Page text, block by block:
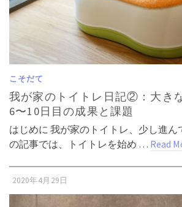
こそだて
我が家のトイトレ日記②：大き
6〜10日目の成果と課題
はじめに 我が家のトイトレ、少し進ん
の記事では、トイトレを始め … Read
2020年4月29日